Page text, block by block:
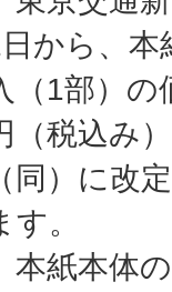
から、本
（1部）
（税込み
（同）に改
す。
本紙本体